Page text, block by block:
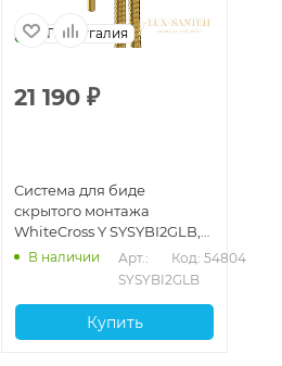
Португалия
21 190 ₽
Система для биде
скрытого монтажа
WhiteCross Y SYSYBI2GLB,
брашированное золото
В наличии
Арт.:
SYSYBI2GLB
Код: 54804
Купить